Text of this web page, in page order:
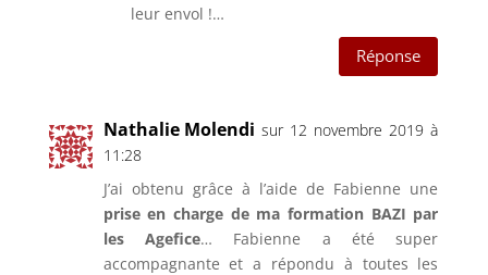
leur envol !…
Réponse
Nathalie Molendi sur 12 novembre 2019 à
11:28
J’ai obtenu grâce à l’aide de Fabienne une
prise en charge de ma formation BAZI par
les Agefice… Fabienne a été super
accompagnante et a répondu à toutes les